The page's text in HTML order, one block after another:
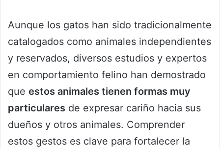
Aunque los gatos han sido tradicionalmente
catalogados como animales independientes
y reservados, diversos estudios y expertos
en comportamiento felino han demostrado
que estos animales tienen formas muy
particulares de expresar cariño hacia sus
dueños y otros animales. Comprender
estos gestos es clave para fortalecer la